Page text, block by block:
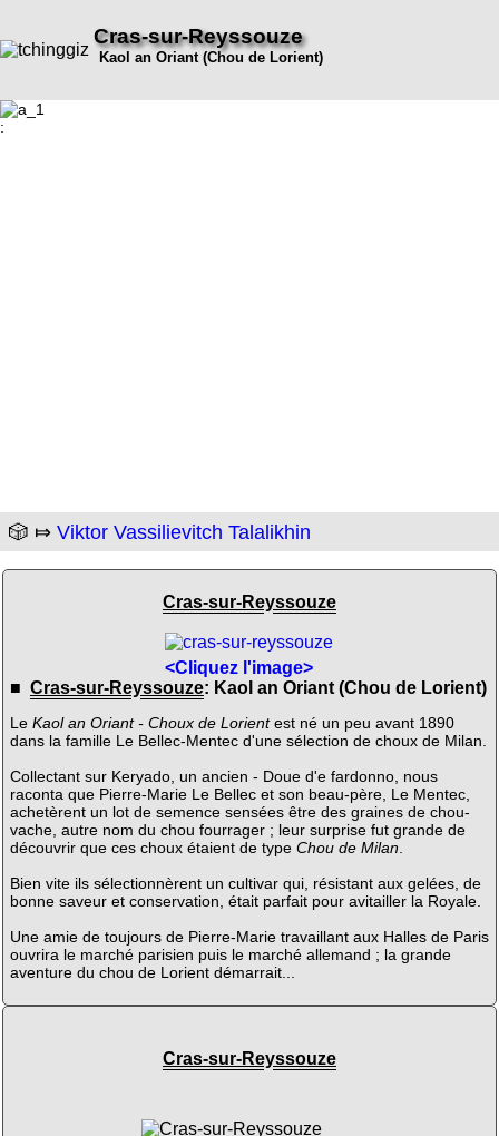
Cras-sur-Reyssouze
Kaol an Oriant (Chou de Lorient)
:
🎲 ⤇ Viktor Vassilievitch Talalikhin
Cras-sur-Reyssouze
<Cliquez l'image>
■ Cras-sur-Reyssouze: Kaol an Oriant (Chou de Lorient)
Le Kaol an Oriant - Choux de Lorientest né un peu avant 1890
dans la famille Le Bellec-Mentec d'une sélection de choux de Milan.
Collectant sur Keryado, un ancien - Doue d'e fardonno, nous
raconta que Pierre-Marie Le Bellec et son beau-père, Le Mentec,
achetèrent un lot de semence sensées être des graines de chou-
vache, autre nom du chou fourrager ; leur surprise fut grande de
découvrir que ces choux étaient de type Chou de Milan.
Bien vite ils sélectionnèrent un cultivar qui, résistant aux gelées, de
bonne saveur et conservation, était parfait pour avitailler la Royale.
Une amie de toujours de Pierre-Marie travaillant aux Halles de Paris
ouvrira le marché parisien puis le marché allemand ; la grande
aventure du chou de Lorient démarrait...
Cras-sur-Reyssouze